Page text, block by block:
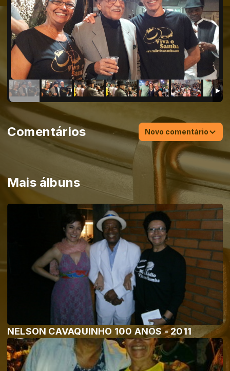
Mais álbuns
NELSON CAVAQUINHO 100 ANOS - 2011
Comentários Novo comentário